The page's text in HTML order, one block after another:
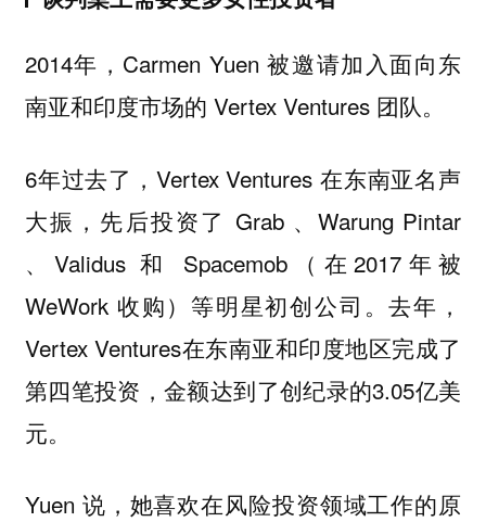
2014年，Carmen Yuen 被邀请加入面向东
南亚和印度市场的 Vertex Ventures 团队。
6年过去了，Vertex Ventures 在东南亚名声
大振，先后投资了 Grab 、Warung Pintar
、Validus 和 Spacemob（在2017年被
WeWork 收购）等明星初创公司。去年，
Vertex Ventures在东南亚和印度地区完成了
第四笔投资，金额达到了创纪录的3.05亿美
元。
Yuen 说，她喜欢在风险投资领域工作的原